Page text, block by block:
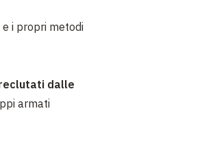
i propri metodi
dalle
armati